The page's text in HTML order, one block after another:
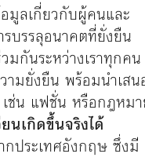
มูลเกี่ยวกับผู้คนและ
บรรลุอนาคตที่ยั่งยืน
มกันระหว่างเราทุกคน
ามยั่งยืน พร้อมนำเสน
ช่น แฟชั่น หรือกฎหม
นเกิดขึ้นจริงได้
ประเทศอังกฤษ ซึ่งมี